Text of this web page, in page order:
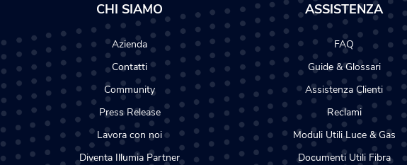
CHI SIAMO
Azienda
Contatti
Community
Press Release
Lavora con noi
Diventa Illumia Partner
ASSISTENZA
FAQ
Guide & Glossari
Assistenza Clienti
Reclami
Moduli Utili Luce & Gas
Documenti Utili Fibra